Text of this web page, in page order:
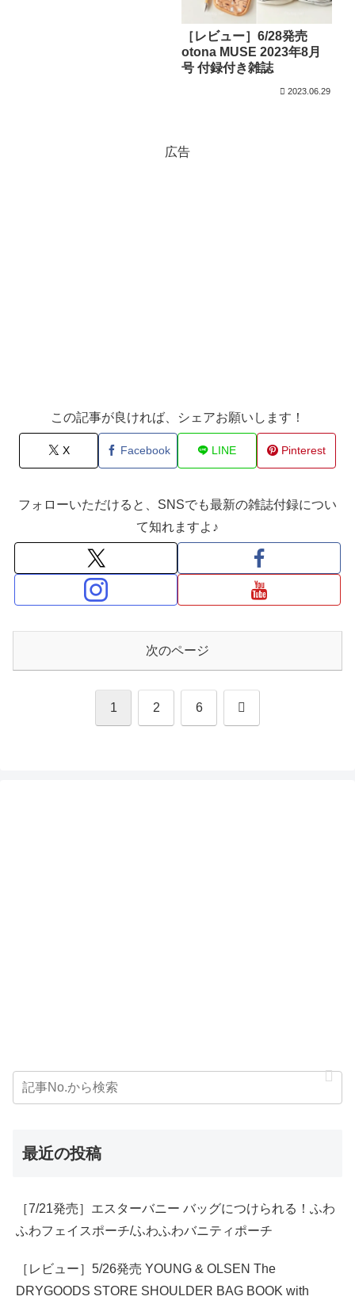
［レビュー］6/28発売
otona MUSE 2023年8月
号 付録付き雑誌
2023.06.29
広告
この記事が良ければ、シェアお願いします！
X Facebook LINE Pinterest
フォローいただけると、SNSでも最新の雑誌付録につい
て知れますよ♪
次のページ
1 2 6 次
最近の投稿
［7/21発売］エスターバニー バッグにつけられる！ふわ
ふわフェイスポーチ/ふわふわバニティポーチ
［レビュー］5/26発売 YOUNG & OLSEN The
DRYGOODS STORE SHOULDER BAG BOOK with